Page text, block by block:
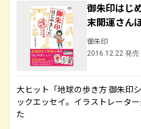
御朱印は
末開運さん
御朱印
2016.12.22 発売
大ヒット「地球の歩き方 御朱印
ックエッセイ。イラストレータ
た